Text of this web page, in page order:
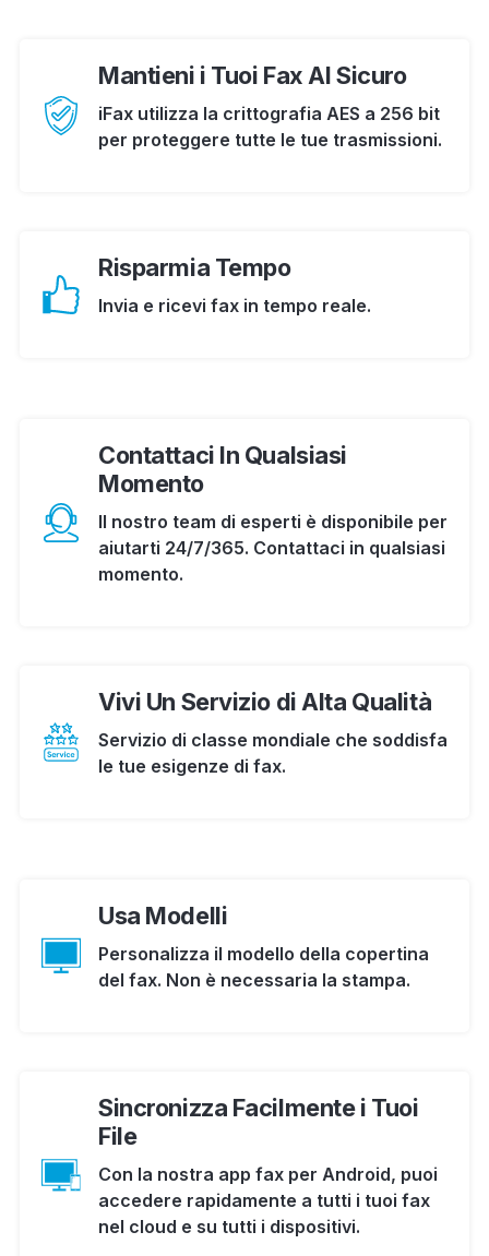
Mantieni i Tuoi Fax Al Sicuro
iFax utilizza la crittografia AES a 256 bit
per proteggere tutte le tue trasmissioni.
Risparmia Tempo
Invia e ricevi fax in tempo reale.
Contattaci In Qualsiasi
Momento
Il nostro team di esperti è disponibile per
aiutarti 24/7/365. Contattaci in qualsiasi
momento.
Vivi Un Servizio di Alta Qualità
Servizio di classe mondiale che soddisfa
le tue esigenze di fax.
Usa Modelli
Personalizza il modello della copertina
del fax. Non è necessaria la stampa.
Sincronizza Facilmente i Tuoi
File
Con la nostra app fax per Android, puoi
accedere rapidamente a tutti i tuoi fax
nel cloud e su tutti i dispositivi.